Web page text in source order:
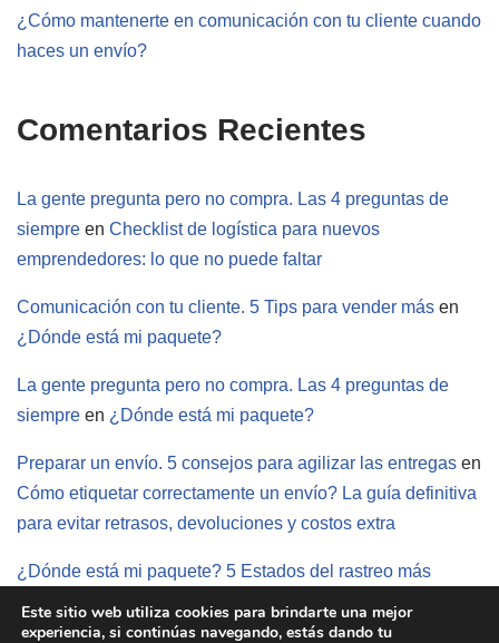
¿Cómo mantenerte en comunicación con tu cliente cuando
haces un envío?
Comentarios Recientes
La gente pregunta pero no compra. Las 4 preguntas de
siempre en Checklist de logística para nuevos
emprendedores: lo que no puede faltar
Comunicación con tu cliente. 5 Tips para vender más en
¿Dónde está mi paquete?
La gente pregunta pero no compra. Las 4 preguntas de
siempre en ¿Dónde está mi paquete?
Preparar un envío. 5 consejos para agilizar las entregas en
Cómo etiquetar correctamente un envío? La guía definitiva
para evitar retrasos, devoluciones y costos extra
¿Dónde está mi paquete? 5 Estados del rastreo más
Este sitio web utiliza cookies para brindarte una mejor
experiencia, si continúas navegando, estás dando tu